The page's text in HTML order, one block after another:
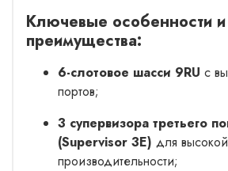
Ключевые особенности и
преимущества:
6-слотовое шасси 9RU с
портов;
3 супервизора третьего
(Supervisor 3E) для
производительности;